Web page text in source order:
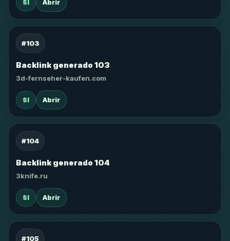
SI Abrir
#103
Backlink generado 103
3d-fernseher-kaufen.com
SI Abrir
#104
Backlink generado 104
3knife.ru
SI Abrir
#105